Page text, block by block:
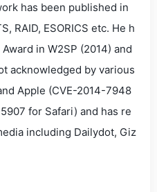
has been published in
RAID, ESORICS etc. He h
in W2SP (2014) and
acknowledged by various
Apple (CVE-2014-7948
for Safari) and has re
including Dailydot, Giz